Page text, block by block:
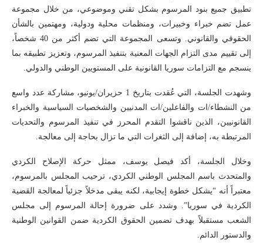
تطبيق جميع بنود المرسوم بشكل تقني وموضوعي، من خلال مجموعة
عمل تضم خبراء وخبيرات، ومنظمات محلية ودولية، ومهتمين بالشأن
الحقوقي والقانوني. وتسعى المجموعة التي تضم أكثر من 40 شخصاً،
إلى تقييم مدى التزام الجهات المعنية بتنفيذ المرسوم، وتعزيز تطبيقه بما
ينسجم مع التزامات سوريا القانونية على المستويين الوطني والدولي.
وشهدت الجلسة، التي عُقدت بتاريخ 1 حزيران/يونيو، مشاركة عدد واسع
من النشطاء/ات والفاعلين/ات المدنيين والشخصيات السياسية والخبراء
القانونيين، الذين ناقشوا التقدم المحرز في تنفيذ المرسوم والتحديات
المرتبطة به، إضافة إلى الثغرات التي ما تزال بحاجة إلى معالجة.
وخلال الجلسة، أكد فيصل يوسف، ممثل حركة الإصلاح الكردي
والمتحدث باسم المجلس الوطني الكردي، ترحيب المجلس بالمرسوم،
معتبراً أنه “يشكل خطوة إيجابية، لكنه يبقى مدخلاً جزئياً لمعالجة القضية
الكردية في سوريا”. وشدد على ضرورة إحالة المرسوم إلى مجلس
الشعب مستقبلاً بهدف تضمين الحقوق الكردية ضمن القوانين الوطنية
والدستور الدائم.